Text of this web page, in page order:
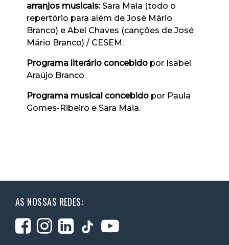
arranjos musicais:Sara Maia (todo o
repertório para além de José Mário
Branco) e Abel Chaves (canções de José
Mário Branco) / CESEM.
Programa literário concebido por Isabel
Araújo Branco.
Programa musical concebido por Paula
Gomes-Ribeiro e Sara Maia.
AS NOSSAS REDES: